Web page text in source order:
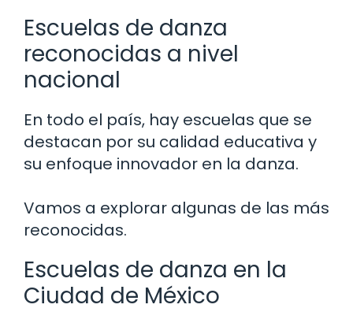
Escuelas de danza
reconocidas a nivel
nacional
En todo el país, hay escuelas que se
destacan por su calidad educativa y
su enfoque innovador en la danza.
Vamos a explorar algunas de las más
reconocidas.
Escuelas de danza en la
Ciudad de México